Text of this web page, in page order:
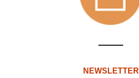
NEWSLETTER